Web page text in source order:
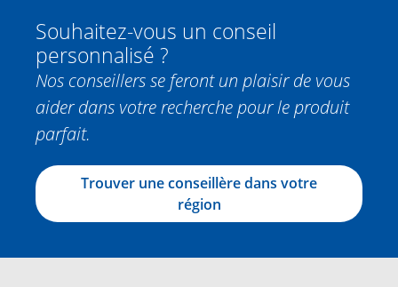
Souhaitez-vous un conseil
personnalisé ?
Nos conseillers se feront un plaisir de vous
aider dans votre recherche pour le produit
parfait.
Trouver une conseillère dans votre
région